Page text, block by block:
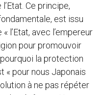
Ce principe,
est issu
l’Etat, avec l’empereur
pour promouvoir
la protection
« pour nous Japonais
à ne pas répéter